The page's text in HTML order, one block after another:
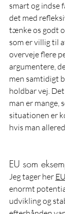
smart og indse
det med
tænke os godt
som er villig til
overveje flere
argumentere,
men samtidigt
holdbar vej.
man er mange,
situationen er
hvis man
EU som
Jeg tager her
enormt
udvikling og